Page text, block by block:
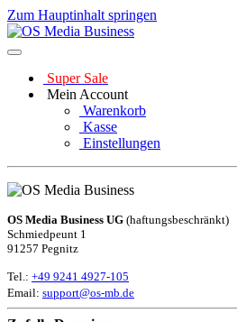
Zum Hauptinhalt springen
Super Sale
Mein Account
Warenkorb
Kasse
Einstellungen
OS Media Business UG (haftungsbeschränkt)
Schmiedpeunt 1
91257 Pegnitz
Tel.: +49 9241 4927-105
Email: support@os-mb.de